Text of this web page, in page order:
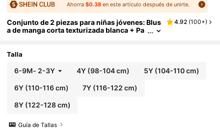
Ahorra $0.38en este artículo después de unirte.
Conjunto de 2 piezas para niñas jóvenes: Blus
a de manga corta texturizada blanca + Pa
ual y de vacaciones en verano
4.92 (100+)
Talla
6-9M- 2-3Y 4Y (98-104 cm) 5Y (104-110 cm)
6Y(110-116 cm) 7Y (116-122 cm)
8Y(122-128 cm)
Guía de Tallas